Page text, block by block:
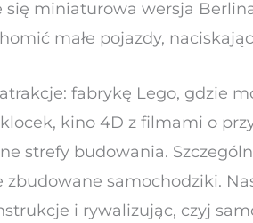
miniaturowa wersja
małe pojazdy,
fabrykę Lego, gdzie
kino 4D z filmami o
strefy budowania.
zbudowane samochodziki.
i rywalizując, czyj